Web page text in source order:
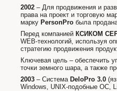
2002 – Для продвижения и
права на проект и торговую
марку PersonPro была
Перед компанией КСИКОМ
WEB-технологий, используя
стратегию продвижения
Ключевая цель – обеспечить
точки земного шара, а также
2003 – Система DeloPro 3.0
Windows, UNIX-подобные ОС,